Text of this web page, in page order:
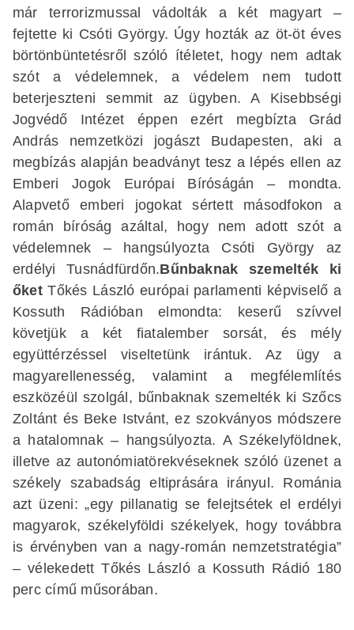
már terrorizmussal vádolták a két magyart –
fejtette ki Csóti György. Úgy hozták az öt-öt éves
börtönbüntetésről szóló ítéletet, hogy nem adtak
szót a védelemnek, a védelem nem tudott
beterjeszteni semmit az ügyben. A Kisebbségi
Jogvédő Intézet éppen ezért megbízta Grád
András nemzetközi jogászt Budapesten, aki a
megbízás alapján beadványt tesz a lépés ellen az
Emberi Jogok Európai Bíróságán – mondta.
Alapvető emberi jogokat sértett másodfokon a
román bíróság azáltal, hogy nem adott szót a
védelemnek – hangsúlyozta Csóti György az
erdélyi Tusnádfürdőn.Bűnbaknak szemelték ki
őketTőkés László európai parlamenti képviselő a
Kossuth Rádióban elmondta: keserű szívvel
követjük a két fiatalember sorsát, és mély
együttérzéssel viseltetünk irántuk. Az ügy a
magyarellenesség, valamint a megfélemlítés
eszközéül szolgál, bűnbaknak szemelték ki Szőcs
Zoltánt és Beke Istvánt, ez szokványos módszere
a hatalomnak – hangsúlyozta. A Székelyföldnek,
illetve az autonómiatörekvéseknek szóló üzenet a
székely szabadság eltiprására irányul. Románia
azt üzeni: „egy pillanatig se felejtsétek el erdélyi
magyarok, székelyföldi székelyek, hogy továbbra
is érvényben van a nagy-román nemzetstratégia”
– vélekedett Tőkés László a Kossuth Rádió 180
perc című műsorában.